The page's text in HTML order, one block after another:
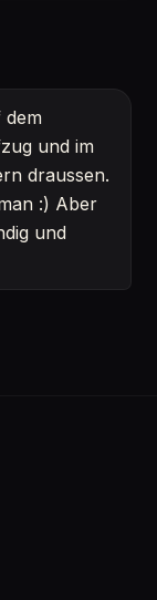
dem
und im
draussen.
:) Aber
und